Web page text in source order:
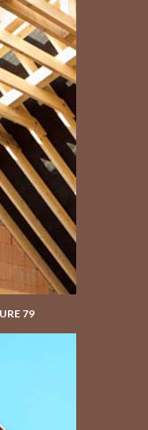
79